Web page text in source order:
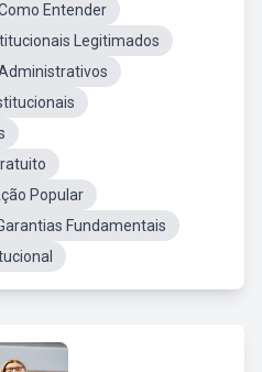
Entender
Legitimados
Popular
Fundamentais